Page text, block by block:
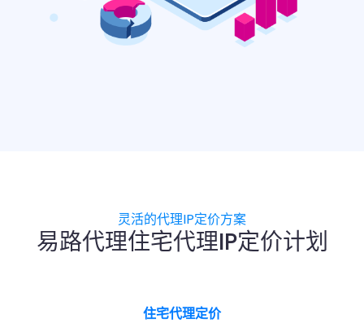
灵活的代理IP定价方案
易路代理住宅代理IP定价计划
住宅代理定价